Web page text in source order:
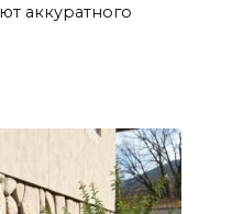
аккуратного